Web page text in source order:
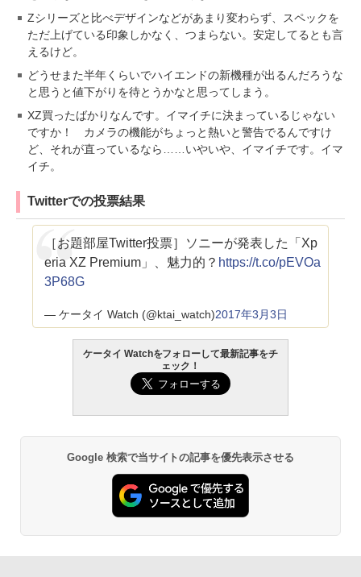
Zシリーズと比べデザインなどがあまり変わらず、スペックを
ただ上げている印象しかなく、つまらない。安定してるとも言
えるけど。
どうせまた半年くらいでハイエンドの新機種が出るんだろうな
と思うと値下がりを待とうかなと思ってしまう。
XZ買ったばかりなんです。イマイチに決まっているじゃない
ですか！ カメラの機能がちょっと熱いと警告でるんですけ
ど、それが直っているなら……いやいや、イマイチです。イマ
イチ。
Twitterでの投票結果
［お題部屋Twitter投票］ソニーが発表した「Xp
eria XZ Premium」、魅力的？ https://t.co/pEVOa
3P68G
— ケータイ Watch (@ktai_watch)2017年3月3日
ケータイ Watchをフォローして最新記事をチ
ェック！
Google 検索で当サイトの記事を優先表示させる